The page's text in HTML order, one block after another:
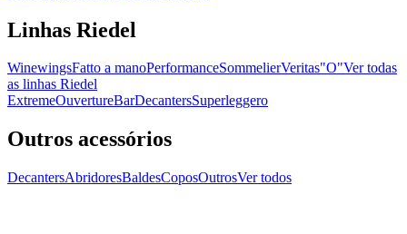
Linhas Riedel
WinewingsFatto a manoPerformanceSommelierVeritas"O"Ver todas
as linhas Riedel
ExtremeOuvertureBarDecantersSuperleggero
Outros acessórios
DecantersAbridoresBaldesCoposOutrosVer todos